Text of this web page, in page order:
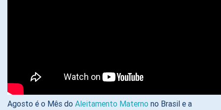
Agosto é o Mês do Aleitamento Materno no Brasil e a